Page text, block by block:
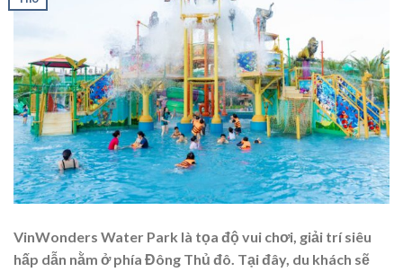
VinWonders Water Park là tọa độ vui chơi, giải trí siêu
hấp dẫn nằm ở phía Đông Thủ đô. Tại đây, du khách sẽ